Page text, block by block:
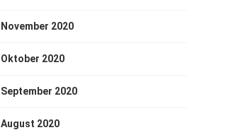
November 2020
Oktober 2020
September 2020
August 2020